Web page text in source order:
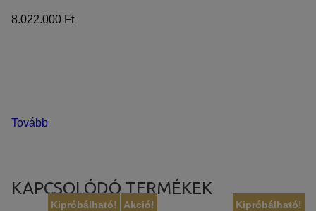
8.022.000 Ft
Tovább
KAPCSOLÓDÓ TERMÉKEK
Akció!
Kipróbálható! Kipróbálható!